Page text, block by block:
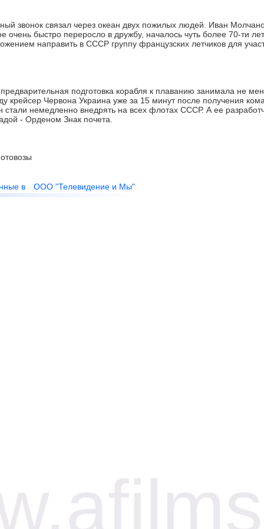
звонок связал через океан двух пожилых людей. Иван
очень быстро переросло в дружбу, началось чуть более 70-ти
направить в СССР группу французских летчиков для
подготовка корабля к плаванию занимала не
крейсер Червона Украина уже за 15 минут после получения
стали немедленно внедрять на всех флотах СССР. А ее
- Орденом Знак почета.
в ООО "Телевидение и Мы"